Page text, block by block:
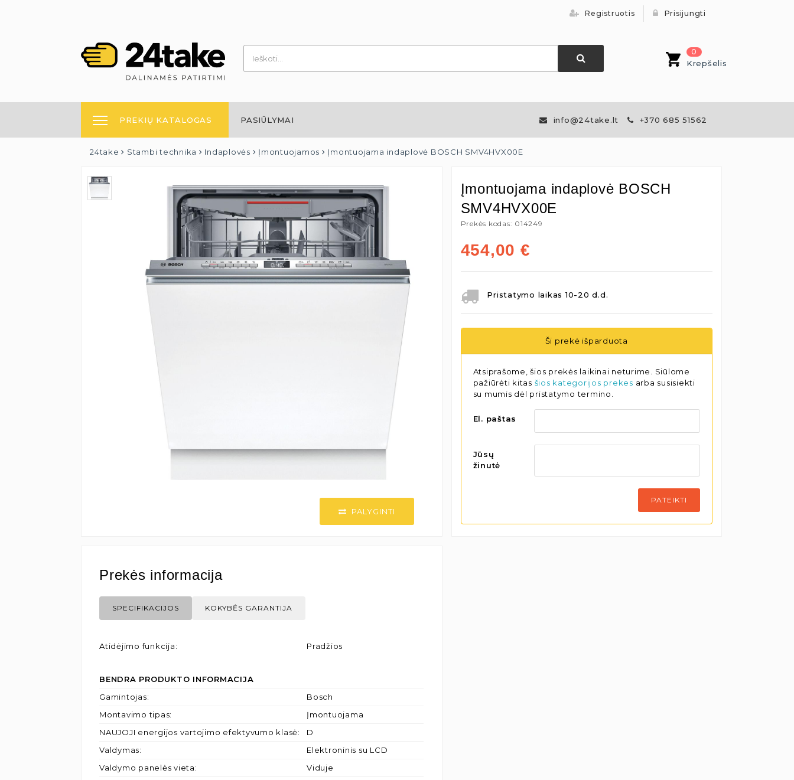
Registruotis Prisijungti
0
Krepšelis
PREKIŲ KATALOGAS PASIŪLYMAI info@24take.lt +370 685 51562
24take Stambi technika Indaplovės Įmontuojamos Įmontuojama indaplovė BOSCH SMV4HVX00E
PALYGINTI
Įmontuojama indaplovė BOSCH
SMV4HVX00E
Prekės kodas: 014249
454,00 €
Pristatymo laikas 10-20 d.d.
Ši prekė išparduota
Atsiprašome, šios prekės laikinai neturime. Siūlome
pažiūrėti kitas šios kategorijos prekes arba susisiekti
su mumis dėl pristatymo termino.
El. paštas
Jūsų
žinutė
PATEIKTI
Prekės informacija
SPECIFIKACIJOS KOKYBĖS GARANTIJA
Atidėjimo funkcija: Pradžios
BENDRA PRODUKTO INFORMACIJA
Gamintojas:
Bosch
Montavimo tipas:
Įmontuojama
NAUJOJI energijos vartojimo efektyvumo klasė:
D
Valdymas:
Elektroninis su LCD
Valdymo panelės vieta:
Viduje